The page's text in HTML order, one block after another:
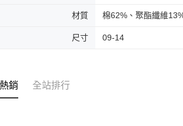
材質 棉62%、聚酯纖維
尺寸 09-14
銷 全站排行